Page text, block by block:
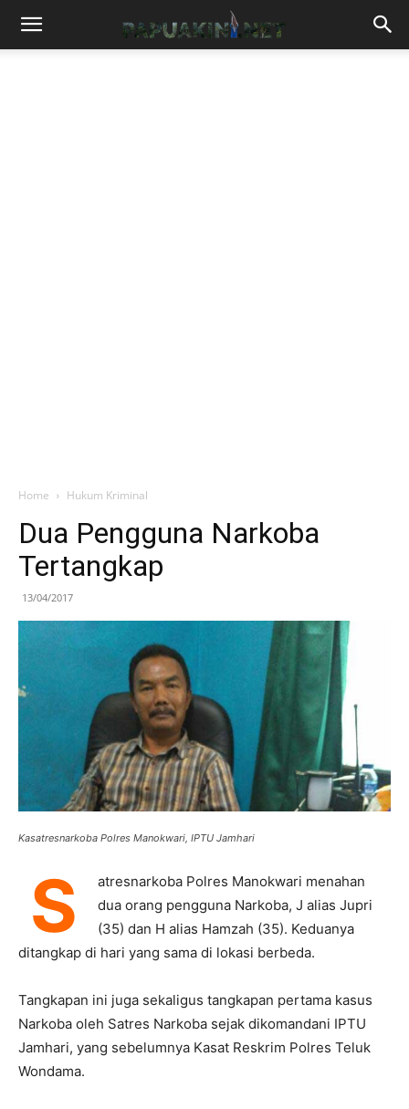
Home Hukum Kriminal
Dua Pengguna Narkoba
Tertangkap
13/04/2017
Kasatresnarkoba Polres Manokwari, IPTU Jamhari
S
atresnarkoba Polres Manokwari menahan
dua orang pengguna Narkoba, J alias Jupri
(35) dan H alias Hamzah (35). Keduanya
ditangkap di hari yang sama di lokasi berbeda.
Tangkapan ini juga sekaligus tangkapan pertama kasus
Narkoba oleh Satres Narkoba sejak dikomandani IPTU
Jamhari, yang sebelumnya Kasat Reskrim Polres Teluk
Wondama.